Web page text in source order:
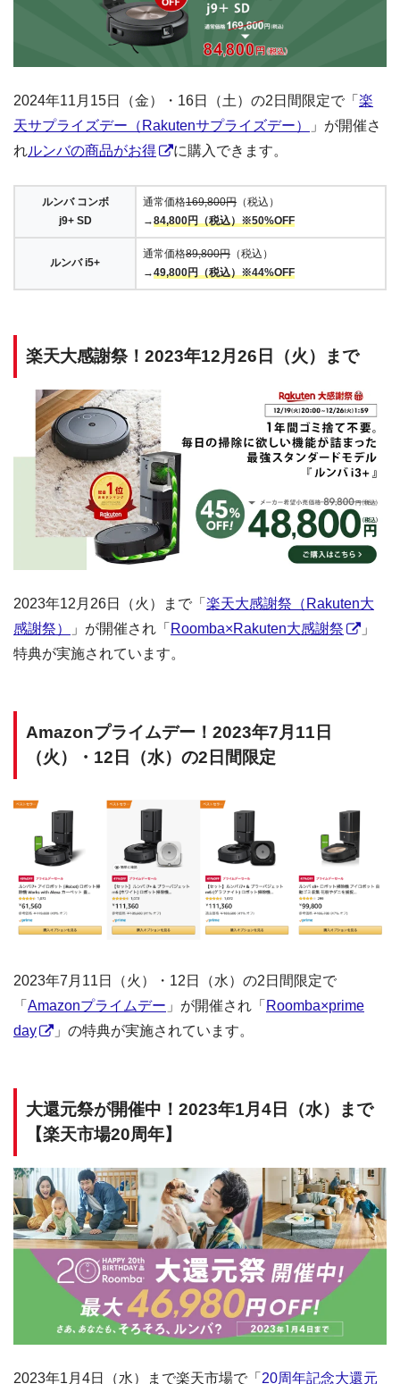
2024年11月15日（金）・16日（土）の2日間限定で「 楽
天サプライズデー（Rakutenサプライズデー）
」が開催さ
れルンバの商品がお得 に購入できます。
ルンバ コンボ
j9+ SD
通常価格169,800円 （税込）
→84,800円（税込）※50%OFF
ルンバ i5+
通常価格89,800円 （税込）
→49,800円（税込）※44%OFF
楽天大感謝祭！2023年12月26日（火）まで
2023年12月26日（火）まで「 楽天大感謝祭（Rakuten大
感謝祭）
」が開催され「 Roomba×Rakuten大感謝祭
」
特典が実施されています。
Amazonプライムデー！2023年7月11日
（火）・12日（水）の2日間限定
2023年7月11日（火）・12日（水）の2日間限定で
「 Amazonプライムデー 」が開催され「 Roomba×prime
day
」の特典が実施されています。
大還元祭が開催中！2023年1月4日（水）まで
【楽天市場20周年】
2023年1月4日（水）まで楽天市場で「 20周年記念大還元